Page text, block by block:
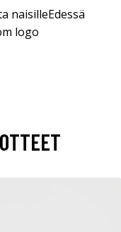
naisilleEdessä
logo